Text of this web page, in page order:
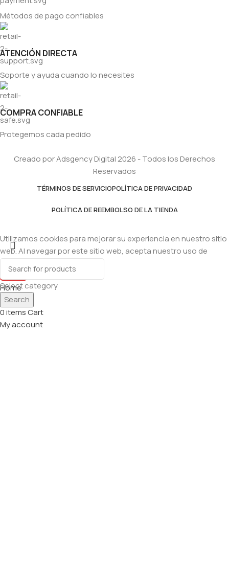
Métodos de pago confiables
ATENCIÓN DIRECTA
Soporte y ayuda cuando lo necesites
COMPRA CONFIABLE
Protegemos cada pedido
Creado por Adsgency Digital 2026 - Todos los Derechos
Reservados
TÉRMINOS DE SERVICIOPOLÍTICA DE PRIVACIDAD
POLÍTICA DE REEMBOLSO DE LA TIENDA
Select category
Search
Utilizamos cookies para mejorar su experiencia en nuestro sitio
web. Al navegar por este sitio web, acepta nuestro uso de
cookies.
Accept
Home
Shop
0itemsCart
My account